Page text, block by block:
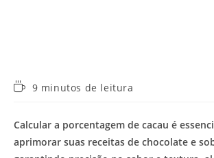
Tempo9 minutos de leitura
Calcular a porcentagem de cacau é
aprimorar suas receitas de chocolate e